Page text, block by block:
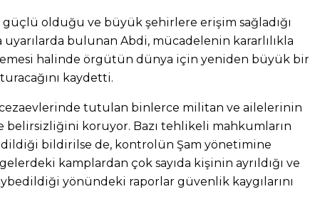
güçlü olduğu ve büyük şehirlere erişim sağladığı
uyarılarda bulunan Abdi, mücadelenin kararlılıkla
halinde örgütün dünya için yeniden büyük bir
kaydetti.
tutulan binlerce militan ve ailelerinin
belirsizliğini koruyor. Bazı tehlikeli mahkumların
bildirilse de, kontrolün Şam yönetimine
kamplardan çok sayıda kişinin ayrıldığı ve
yönündeki raporlar güvenlik kaygılarını